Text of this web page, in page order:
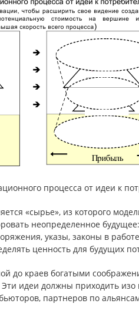
процесса от идеи к
«сырье», из которого
неопределенное
указы, законы в
ценность для будущих
до краев богатыми
идеи должны приходить изо
партнеров по